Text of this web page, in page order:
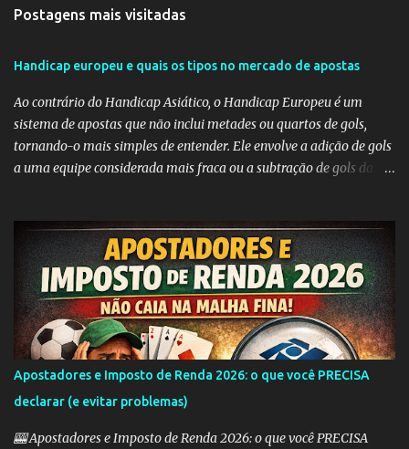
o
s
Postagens mais visitadas
Handicap europeu e quais os tipos no mercado de apostas
Ao contrário do Handicap Asiático, o Handicap Europeu é um
sistema de apostas que não inclui metades ou quartos de gols,
tornando-o mais simples de entender. Ele envolve a adição de gols
a uma equipe considerada mais fraca ou a subtração de gols da
tornando-os mais atraentes para os apostadores. Aqui estão
alguns dos tipos mais comuns de Handicap Europeu no mercado
de apostas: Handicap Europeu +1: Nesta aposta, uma equipe é
considerada com uma vantagem de 1 gol antes mesmo do início do
jogo. Isso significa que, se a equipe perder por um gol de diferença,
a aposta é vencedora. Se houver um empate ou se a equipe ganhar,
a aposta também é vencedora. Handicap Europeu +2: Semelhante
ao exemplo anterior, aqui a equipe recebe uma vantagem de 2
gols. Isso significa que a aposta é vencedora se a equipe perder por
uma diferença de até 2 gols. Se a equipe perder por 3 ou m...
Apostadores e Imposto de Renda 2026: o que você PRECISA
declarar (e evitar problemas)
🎰 Apostadores e Imposto de Renda 2026: o que você PRECISA